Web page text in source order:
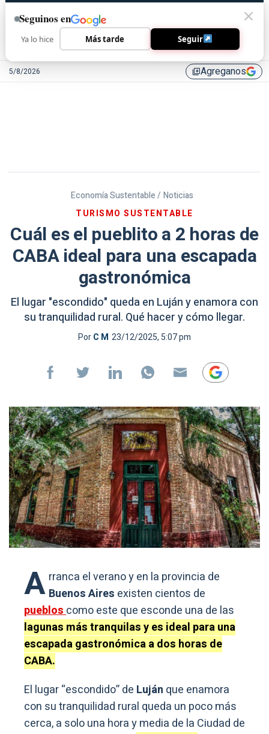
5/8/2026 library_addAgreganos
Economía Sustentable / Noticias
TURISMO SUSTENTABLE
Cuál es el pueblito a 2 horas de
CABA ideal para una escapada
gastronómica
El lugar "escondido" queda en Luján y enamora con
su tranquilidad rural. Qué hacer y cómo llegar.
PorC M 23/12/2025, 5:07 pm
A rranca el verano y en la provincia de
Buenos Aires existen cientos de
puebloscomo este que esconde una de las
lagunas más tranquilas y es ideal para una
escapada gastronómica a dos horas de
CABA.
El lugar “escondido” de Luján que enamora
con su tranquilidad rural queda un poco más
cerca, a solo una hora y media de la Ciudad de
Seguinos en
Ya lo hice Más tarde Seguir